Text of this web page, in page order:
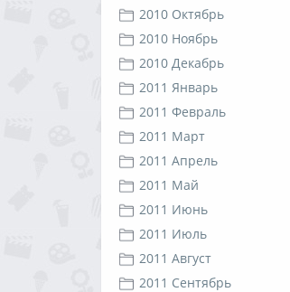
2010 Октябрь
2010 Ноябрь
2010 Декабрь
2011 Январь
2011 Февраль
2011 Март
2011 Апрель
2011 Май
2011 Июнь
2011 Июль
2011 Август
2011 Сентябрь